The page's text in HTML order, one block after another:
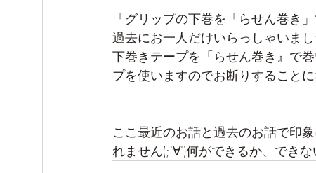
「グリップの下巻を「らせん巻き
過去にお一人だけいらっしゃいま
下巻きテープを「らせん巻き』で
プを使いますのでお断りすることに
ここ最近のお話と過去のお話で印
れません(;'∀')何ができるか、でき